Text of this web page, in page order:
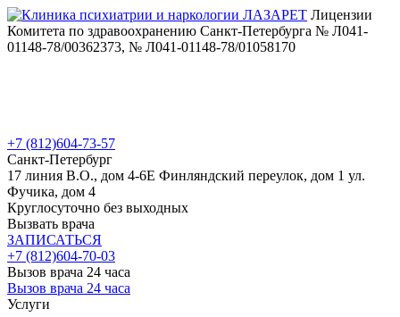
Лицензии
Комитета по здравоохранению Санкт-Петербурга № Л041-
01148-78/00362373, № Л041-01148-78/01058170
+7 (812)604-73-57
Санкт-Петербург
17 линия В.О., дом 4-6Е Финляндский переулок, дом 1 ул.
Фучика, дом 4
Круглосуточно без выходных
Вызвать врача
ЗАПИСАТЬСЯ
+7 (812)604-70-03
Вызов врача 24 часа
Вызов врача 24 часа
Услуги